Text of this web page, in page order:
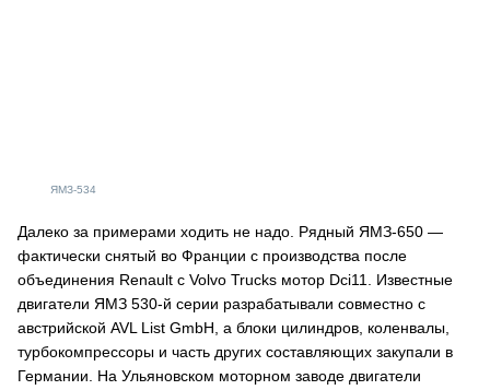
ЯМЗ-534
Далеко за примерами ходить не надо. Рядный ЯМЗ-650 —
фактически снятый во Франции с производства после
объединения Renault с Volvo Trucks мотор Dci11. Известные
двигатели ЯМЗ 530-й серии разрабатывали совместно с
австрийской AVL List GmbH, а блоки цилиндров, коленвалы,
турбокомпрессоры и часть других составляющих закупали в
Германии. На Ульяновском моторном заводе двигатели